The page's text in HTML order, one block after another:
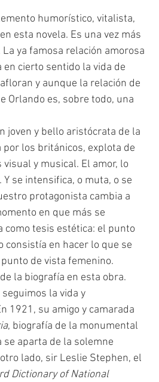
humorístico, vitalista,
esta novela. Es una vez más
ya famosa relación amorosa
cierto sentido la vida de
y aunque la relación de
Orlando es, sobre todo, una
por los británicos, explota de
y musical. El amor, lo
se intensifica, o muta, o se
protagonista cambia a
en que más se
como tesis estética: el punto
consistía en hacer lo que se
de vista femenino.
la vida y
1921, su amigo y camarada
, biografía de la monumental
aparta de la solemne
lado, sir Leslie Stephen, el
Dictionary of National